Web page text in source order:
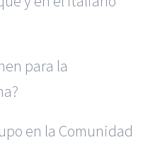
para la
en la Comunidad